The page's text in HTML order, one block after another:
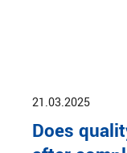
21.03.2025
Does